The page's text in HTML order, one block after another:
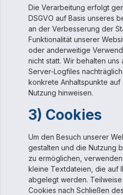
Die Verarbeitung erfolgt
DSGVO auf Basis unseres
an der Verbesserung der
Funktionalität unserer
oder anderweitige
nicht statt. Wir behalten uns
Server-Logfiles
konkrete Anhaltspunkte
Nutzung hinweisen.
3) Cookies
Um den Besuch unserer
gestalten und die Nutzung
zu ermöglichen,
kleine Textdateien, die auf
abgelegt werden.
Cookies nach Schließen